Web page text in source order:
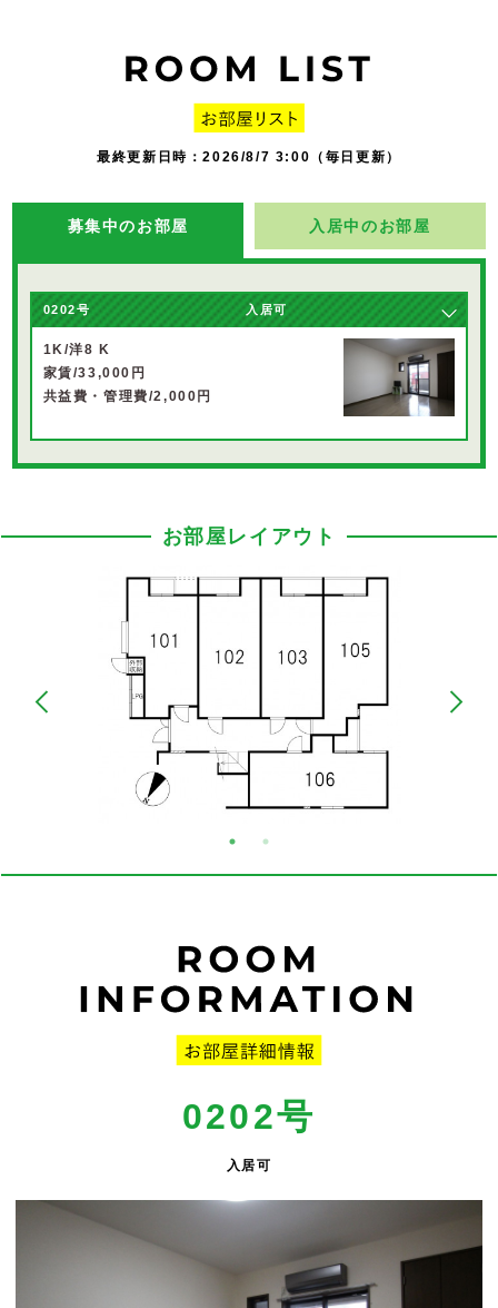
最終更新日時：2026/8/7 3:00（毎日更新）
募集中のお部屋 入居中のお部屋
0202号 入居可
1K/洋8 K
家賃/33,000円
共益費・管理費/2,000円
お部屋レイアウト
0202号
入居可